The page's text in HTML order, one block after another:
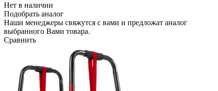
Нет в наличии
Подобрать аналог
Наши менеджеры свяжутся с вами и предложат аналог
выбранного Вами товара.
Сравнить